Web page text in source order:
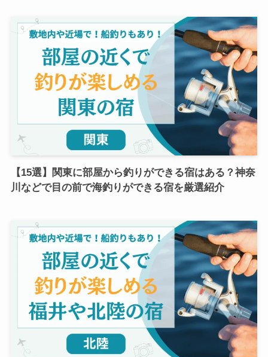
【15選】関東に部屋から釣りができる宿はある？神奈
川などで目の前で海釣りができる宿を厳選紹介